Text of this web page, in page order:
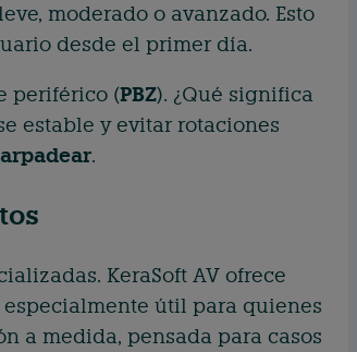
moderado o avanzado. Esto
desde el primer día.
periférico (PBZ). ¿Qué significa
estable y evitar rotaciones
.
KeraSoft AV ofrece
especialmente útil para quienes
a medida, pensada para casos